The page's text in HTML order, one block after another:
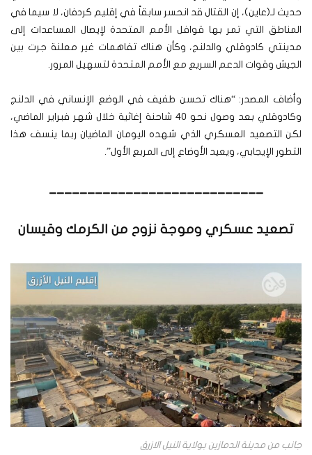
حديث لـ(عاين)، إن القتال قد انحسر سابقاً في إقليم كردفان، لا سيما في
المناطق التي تمر بها قوافل الأمم المتحدة لإيصال المساعدات إلى
مدينتي كادوقلي والدلنج، وكأن هناك تفاهمات غير معلنة جرت بين
الجيش وقوات الدعم السريع مع الأمم المتحدة لتسهيل المرور.
وأضاف المصدر: “هناك تحسن طفيف في الوضع الإنساني في الدلنج
وكادوقلي بعد وصول نحو 40 شاحنة إغاثية خلال شهر فبراير الماضي،
لكن التصعيد العسكري الذي شهده اليومان الماضيان ربما ينسف هذا
التطور الإيجابي، ويعيد الأوضاع إلى المربع الأول”.
____________________________
تصعيد عسكري وموجة نزوح من الكرمك وقيسان
جانب من مدينة الدمازين بولاية النيل الازرق